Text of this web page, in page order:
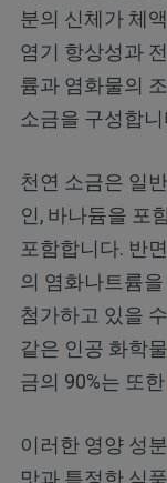
분의 신체가 체
염기 항상성과
륨과 염화물의
소금을 구성합니
천연 소금은 일
인, 바나듐을 포
포함합니다. 반
의 염화나트륨
첨가하고 있을
같은 인공 화학
금의 90%는 또
이러한 영양 성
맛과 특정한 식